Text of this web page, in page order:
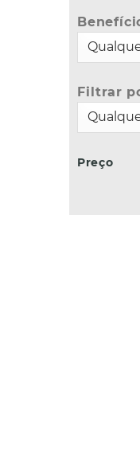
Filtrar
Preço